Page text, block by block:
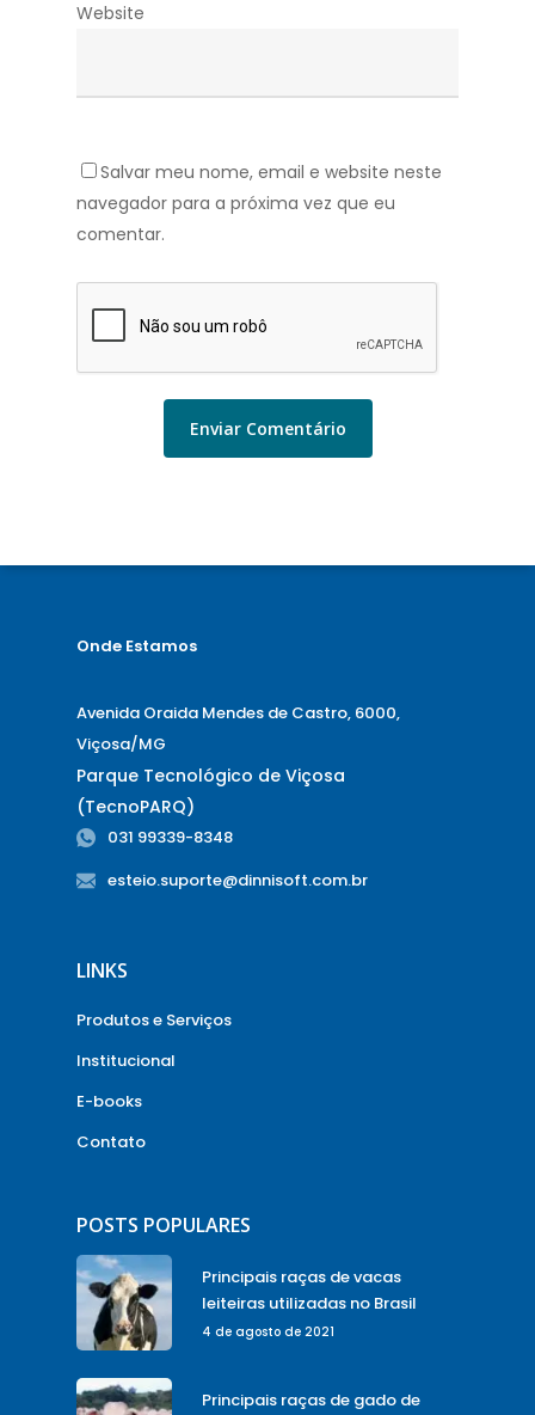
Website
Salvar meu nome, email e website neste
navegador para a próxima vez que eu
comentar.
Onde Estamos
Avenida Oraida Mendes de Castro, 6000,
Viçosa/MG
Parque Tecnológico de Viçosa
(TecnoPARQ)
031 99339-8348
esteio.suporte@dinnisoft.com.br
LINKS
Produtos e Serviços
Institucional
E-books
Contato
POSTS POPULARES
Principais raças de vacas
leiteiras utilizadas no Brasil
4 de agosto de 2021
Principais raças de gado de